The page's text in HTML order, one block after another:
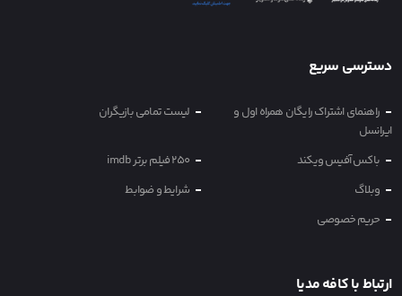
دسترسی سریع
راهنمای اشتراک رایگان همراه اول و
ایرانسل
لیست تمامی بازیگران
باکس آفیس ویکند
250 فیلم برتر imdb
وبلاگ
شرایط و ضوابط
حریم خصوصی
ارتباط با کافه مدیا